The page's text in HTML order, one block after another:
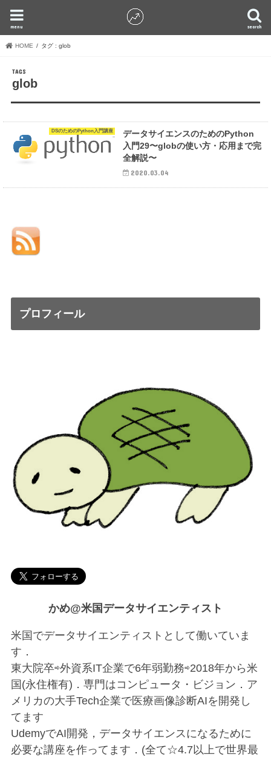
search
menu
HOME タグ : glob
glob
DSのためのPython入門講座
データサイエンスのためのPython
入門29〜globの使い方・応用まで完
全解説〜
2020.03.04
プロフィール
かめ@米国データサイエンティスト
米国でデータサイエンティストとして働いていま
す．
東大院卒⇨外資系IT企業で6年弱勤務⇨2018年から米
国(永住権有)．専門はコンピュータ・ビジョン．ア
メリカの大手Tech企業で医療画像診断AIを開発し
てます
UdemyでAI開発，データサイエンスになるために
必要な講座を作ってます．(全て☆4.7以上で世界最